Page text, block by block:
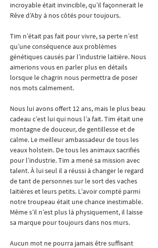
incroyable était invincible, qu’il façonnerait le
Rêve d’Aby à nos côtés pour toujours.
Tim n’était pas fait pour vivre, sa perte n’est
qu’une conséquence aux problèmes
génétiques causés par l’industrie laitière. Nous
aimerions vous en parler plus en détails
lorsque le chagrin nous permettra de poser
nos mots calmement.
Nous lui avons offert 12 ans, mais le plus beau
cadeau c’est lui qui nous l’a fait. Tim était une
montagne de douceur, de gentillesse et de
calme. Le meilleur ambassadeur de tous les
veaux holstein. De tous les animaux sacrifiés
pour l’industrie. Tim a mené sa mission avec
talent. À lui seul il a réussi à changer le regard
de tant de personnes sur le sort des vaches
laitières et leurs petits. L’avoir compté parmi
notre troupeau était une chance inestimable.
Même s’il n’est plus là physiquement, il laisse
sa marque pour toujours dans nos murs.
Aucun mot ne pourra jamais être suffisant